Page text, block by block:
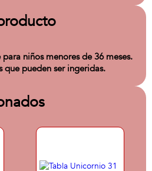
niños menores de 36 meses.
que pueden ser ingeridas.